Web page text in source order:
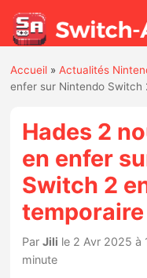
Actualités
Jeux
Hardware
Mises à jour
Accueil »Actualités
enfer sur Nintendo Switch
Hades 2
en enfer
Switch 2
temporaire
ParJili le 2 Avr 2025 à
minute